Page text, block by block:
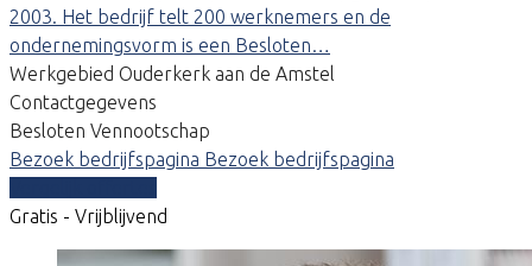
2003. Het bedrijf telt 200 werknemers en de
ondernemingsvorm is een Besloten…
Werkgebied Ouderkerk aan de Amstel
Contactgegevens
Besloten Vennootschap
Bezoek bedrijfspagina Bezoek bedrijfspagina
Gratis - Vrijblijvend